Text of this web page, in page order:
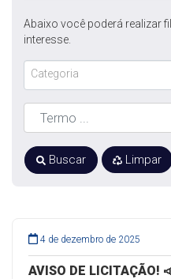
Abaixo você poderá realizar
interesse.
Categoria
Buscar Limpar
4 de dezembro de 2025
AVISO DE LICITAÇÃO!